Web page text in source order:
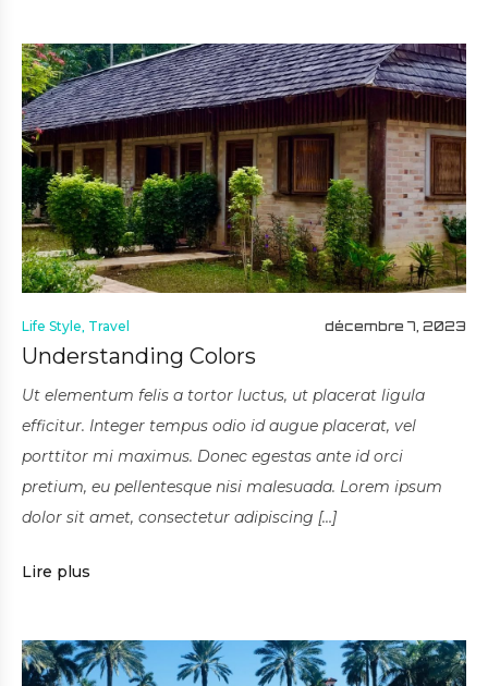
Life Style, Travel décembre 7, 2023
Understanding Colors
Ut elementum felis a tortor luctus, ut placerat ligula
efficitur. Integer tempus odio id augue placerat, vel
porttitor mi maximus. Donec egestas ante id orci
pretium, eu pellentesque nisi malesuada. Lorem ipsum
dolor sit amet, consectetur adipiscing […]
Lire plus